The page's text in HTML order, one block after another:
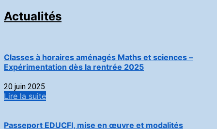
Actualités
Classes à horaires aménagés Maths et sciences –
Expérimentation dès la rentrée 2025
20 juin 2025
Lire la suite
Passeport EDUCFI, mise en œuvre et modalités